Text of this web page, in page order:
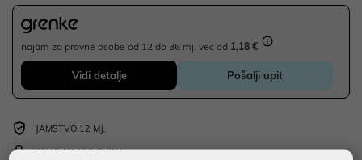
najam za pravne osobe od 12 do 36 mj. već od 1,18 €
Vidi detalje Pošalji upit
JAMSTVO 12 MJ.
SIGURNA KUPOVINA